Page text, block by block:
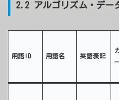
2.2 アルゴリズム・デー
用語ID 用語名 英語表記